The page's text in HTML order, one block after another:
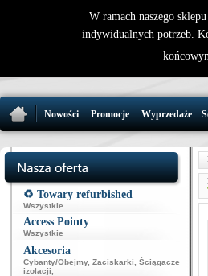
Nowości Promocje Wyprzedaże
♻️ Towary refurbished
Wszystkie
Access Pointy
Wszystkie
Akcesoria
Cybanty/Obejmy, Zaciskarki
Ściągacze
izolacji
W ramach naszego
indywidualnych potrzeb.